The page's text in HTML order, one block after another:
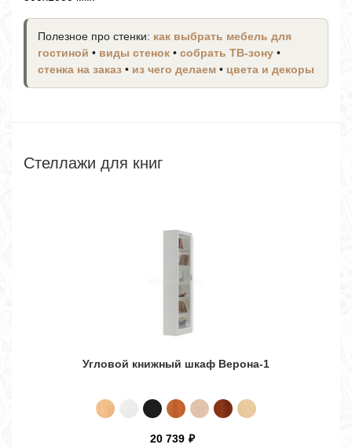
Полезное про стенки: как выбрать мебель для
гостиной • виды стенок • собрать ТВ-зону •
стенка на заказ • из чего делаем • цвета и декоры
Стеллажи для книг
Угловой книжный шкаф Верона-1
20 739 ₽